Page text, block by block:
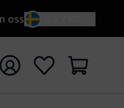
oss